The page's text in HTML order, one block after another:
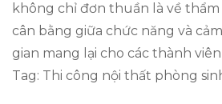
không chỉ đơn thuần là về thẩm
cân bằng giữa chức năng và
gian mang lại cho các thành
Tag: Thi công nội thất phòng